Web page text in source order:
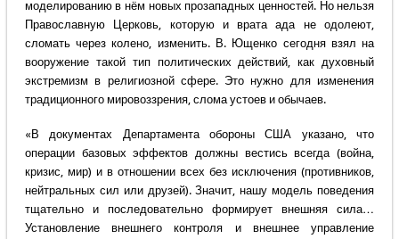
моделированию в нём новых прозападных ценностей. Но нельзя
Православную Церковь, которую и врата ада не одолеют,
сломать через колено, изменить. В. Ющенко сегодня взял на
вооружение такой тип политических действий, как духовный
экстремизм в религиозной сфере. Это нужно для изменения
традиционного мировоззрения, слома устоев и обычаев.
«В документах Департамента обороны США указано, что
операции базовых эффектов должны вестись всегда (война,
кризис, мир) и в отношении всех без исключения (противников,
нейтральных сил или друзей). Значит, нашу модель поведения
тщательно и последовательно формирует внешняя сила…
Установление внешнего контроля и внешнее управление